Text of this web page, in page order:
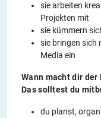
sie arbeiten
Projekten mit
sie kümmern
sie bringen sich
Media ein
Wann macht dir der
Das solltest du
du planst,